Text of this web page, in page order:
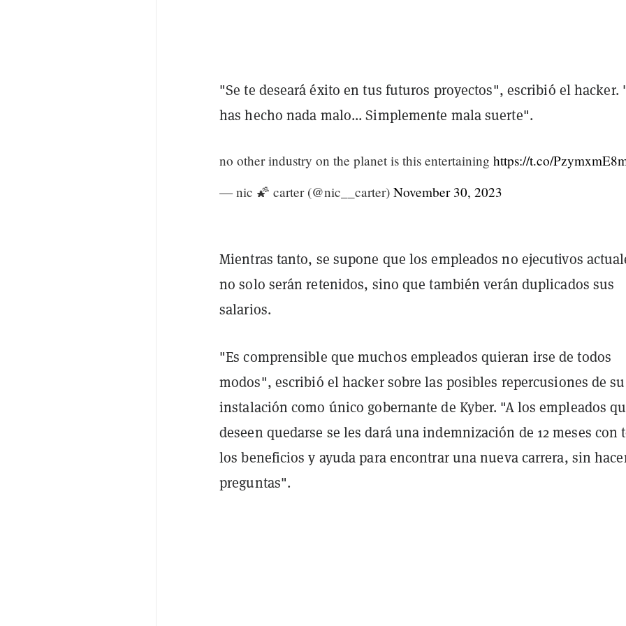
"Se te deseará éxito en tus futuros proyectos", escribió el hacker.
has hecho nada malo... Simplemente mala suerte".
no other industry on the planet is this entertaining https://t.co/
— nic 🌠 carter (@nic__carter) November 30, 2023
Mientras tanto, se supone que los empleados no ejecutivos
no solo serán retenidos, sino que también verán duplicados sus
salarios.
"Es comprensible que muchos empleados quieran irse de todos
modos", escribió el hacker sobre las posibles repercusiones de su
instalación como único gobernante de Kyber. "A los empleados
deseen quedarse se les dará una indemnización de 12 meses con
los beneficios y ayuda para encontrar una nueva carrera, sin
preguntas".